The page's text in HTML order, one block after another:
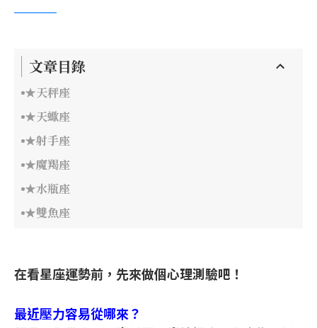
文章目錄
★天秤座
★天蠍座
★射手座
★魔羯座
★水瓶座
★雙魚座
在看星座運勢前，先來做個心理測驗吧！
最近壓力容易從哪來？